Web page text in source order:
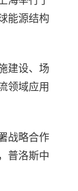
能源结构
建设、场
领域应用
战略合作
普洛斯中